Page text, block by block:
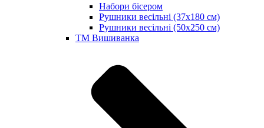
Набори бісером
Рушники весільні (37х180 см)
Рушники весільні (50х250 см)
ТМ Вишиванка